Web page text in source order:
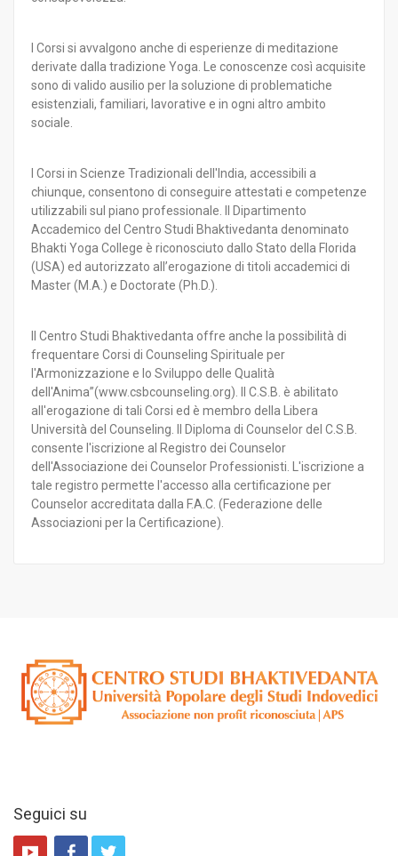
I Corsi si avvalgono anche di esperienze di meditazione
derivate dalla tradizione Yoga. Le conoscenze così acquisite
sono di valido ausilio per la soluzione di problematiche
esistenziali, familiari, lavorative e in ogni altro ambito
sociale.
I Corsi in Scienze Tradizionali dell'India, accessibili a
chiunque, consentono di conseguire attestati e competenze
utilizzabili sul piano professionale. Il Dipartimento
Accademico del Centro Studi Bhaktivedanta denominato
Bhakti Yoga College è riconosciuto dallo Stato della Florida
(USA) ed autorizzato all’erogazione di titoli accademici di
Master (M.A.) e Doctorate (Ph.D.).
Il Centro Studi Bhaktivedanta offre anche la possibilità di
frequentare Corsi di Counseling Spirituale per
l'Armonizzazione e lo Sviluppo delle Qualità
dell'Anima”(www.csbcounseling.org). Il C.S.B. è abilitato
all'erogazione di tali Corsi ed è membro della Libera
Università del Counseling. Il Diploma di Counselor del C.S.B.
consente l'iscrizione al Registro dei Counselor
dell'Associazione dei Counselor Professionisti. L'iscrizione a
tale registro permette l'accesso alla certificazione per
Counselor accreditata dalla F.A.C. (Federazione delle
Associazioni per la Certificazione).
Seguici su